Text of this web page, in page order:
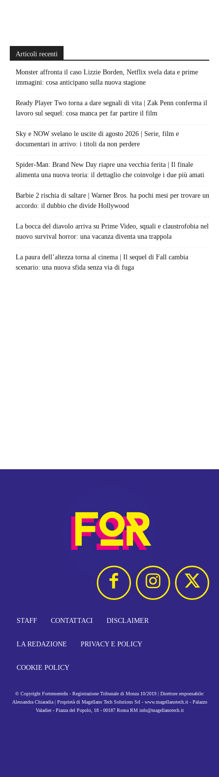
Articoli recenti
Monster affronta il caso Lizzie Borden, Netflix svela data e prime
immagini: cosa anticipano sulla nuova stagione
Ready Player Two torna a dare segnali di vita | Zak Penn conferma il
lavoro sul sequel: cosa manca per far partire il film
Sky e NOW svelano le uscite di agosto 2026 | Serie, film e
documentari in arrivo: i titoli da non perdere
Spider-Man: Brand New Day riapre una vecchia ferita | Il finale
alimenta una nuova teoria: il dettaglio che coinvolge i due più amati
Barbie 2 rischia di saltare | Warner Bros. ha pochi mesi per trovare un
accordo: il dubbio che divide Hollywood
La bocca del diavolo arriva su Prime Video, squali e claustrofobia nel
nuovo survival horror: una vacanza diventa una trappola
La paura dell’altezza torna al cinema | Il sequel di Fall cambia
scenario: una nuova sfida senza via di fuga
STAFF CONTATTACI DISCLAIMER
LA REDAZIONE PRIVACY E POLICY
COOKIE POLICY
© Copyright FortementeIn - Registrazione Tribunale di Monza 10/2019 | Direttore responsabile:
Alessandra Chiaradia | Proprietà di Magellano Tech Solutions Srl - www.magellanotech.it - Palazzo
Valadier - Piazza del Popolo, 18 - 00187 Roma RM info@magellanotech.it